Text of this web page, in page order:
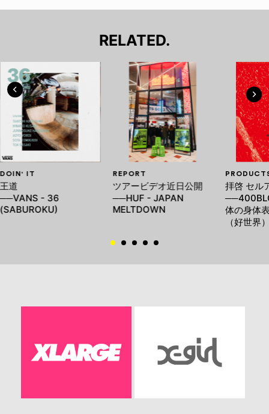
RELATED.
DOIN' IT
王道
──VANS - 36
(SABUROKU)
REPORT
ツアービデオ近日公開
──HUF - JAPAN
MELTDOWN
拝啓 セル
体の身体
（好世界